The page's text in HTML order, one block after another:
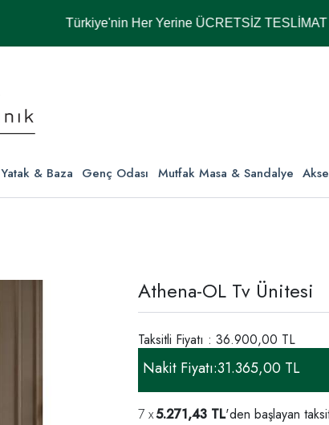
Türkiye'nin Her Yerine ÜCRETSİZ TESLİMAT VE
Yatak & Baza Genç Odası Mutfak Masa & Sandalye
Athena-OL Tv Ünitesi
Taksitli Fiyatı : 36.900,00 TL
Nakit Fiyatı:31.365,00 TL
5.271,43 TL'den başlayan